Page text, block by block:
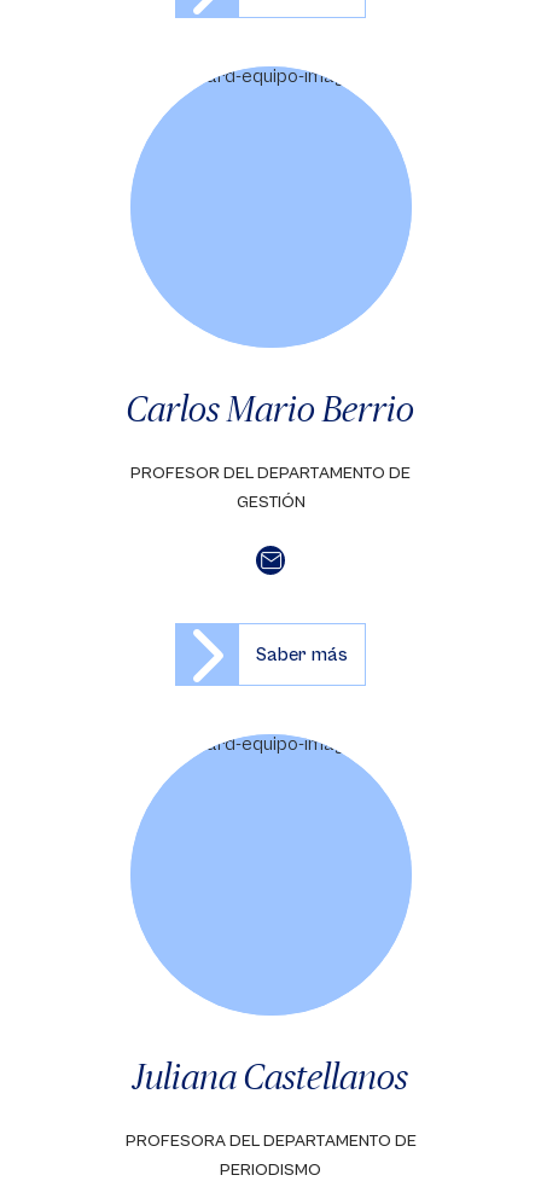
Carlos Mario Berrio
PROFESOR DEL DEPARTAMENTO DE
GESTIÓN
Saber más
Juliana Castellanos
PROFESORA DEL DEPARTAMENTO DE
PERIODISMO